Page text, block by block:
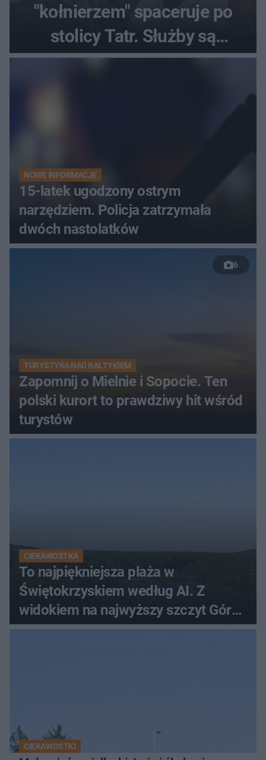
"kołnierzem" spaceruje po
stolicy Tatr. Służby są
bezradne
NOWE INFORMACJE
15-latek ugodzony ostrym
narzędziem. Policja zatrzymała
dwóch nastolatków
6
TURYSTYKA NAD BAŁTYKIEM
Zapomnij o Mielnie i Sopocie. Ten
polski kurort to prawdziwy hit wśród
turystów
CIEKAWOSTKA
To najpiękniejsza plaża w
Świętokrzyskiem według AI. Z
widokiem na najwyższy szczyt Gór
Świętokrzyskich
CIEKAWOSTKI